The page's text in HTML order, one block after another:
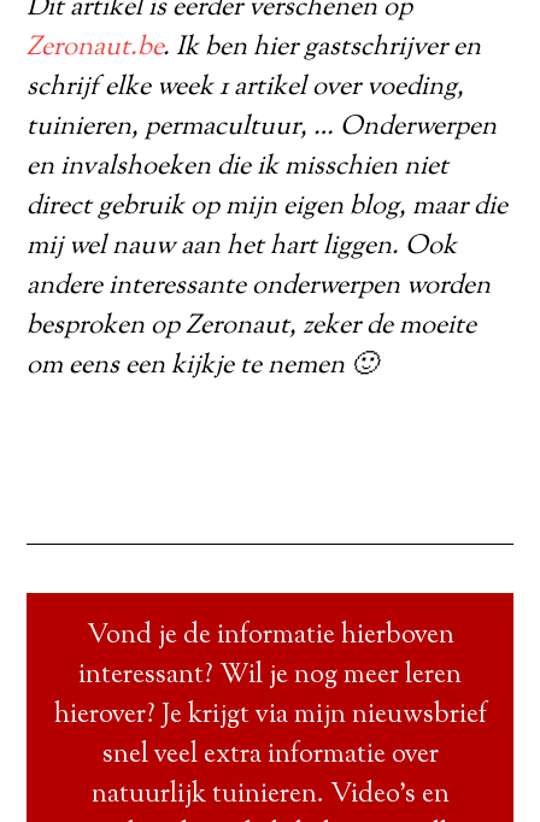
Dit artikel is eerder verschenen op
Zeronaut.be. Ik ben hier gastschrijver en
schrijf elke week 1 artikel over voeding,
tuinieren, permacultuur, … Onderwerpen
en invalshoeken die ik misschien niet
direct gebruik op mijn eigen blog, maar die
mij wel nauw aan het hart liggen. Ook
andere interessante onderwerpen worden
besproken op Zeronaut, zeker de moeite
om eens een kijkje te nemen 🙂
Vond je de informatie hierboven
interessant? Wil je nog meer leren
hierover? Je krijgt via mijn nieuwsbrief
snel veel extra informatie over
natuurlijk tuinieren. Video’s en